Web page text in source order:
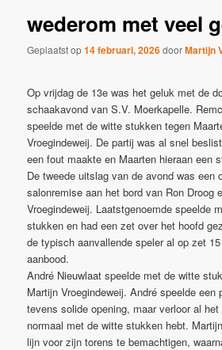
wederom met veel
Geplaatst op14 februari, 2026doorMartijn
Op vrijdag de 13e was het geluk met de
schaakavond van S.V. Moerkapelle.
speelde met de witte stukken tegen
Vroegindeweij. De partij was al snel
een fout maakte en Maarten hieraan een
De tweede uitslag van de avond was een
salonremise aan het bord van Ron Droog
Vroegindeweij. Laatstgenoemde speelde
stukken en had een zet over het hoofd
de typisch aanvallende speler al op zet
aanbood.
André Nieuwlaat speelde met de witte
Martijn Vroegindeweij. André speelde een
tevens solide opening, maar verloor al
normaal met de witte stukken hebt.
lijn voor zijn torens te bemachtigen,